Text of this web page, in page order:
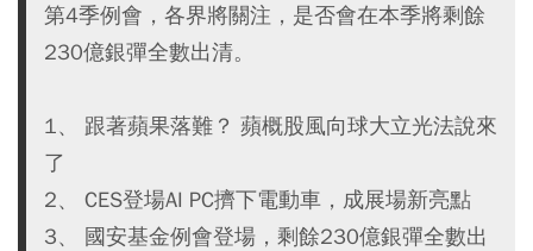
第4季例會，各界將關注，是否會在本季將剩餘
230億銀彈全數出清。
1、 跟著蘋果落難？ 蘋概股風向球大立光法說來
了
2、 CES登場AI PC擠下電動車，成展場新亮點
3、 國安基金例會登場，剩餘230億銀彈全數出